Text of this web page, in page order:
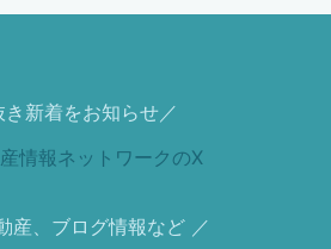
き新着をお知らせ／
産、ブログ情報など ／